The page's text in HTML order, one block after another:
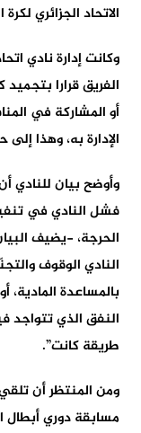
الاتحاد الجزائري
وكانت إدارة نادي
الفريق قرارا
أو المشاركة في
الإدارة به، وهذا
وأوضح بيان للنادي
فشل النادي في
الحرجة، -يضيف
النادي الوقوف
بالمساعدة
النفق الذي تتواجد
طريقة كانت”.
ومن المنتظر أن
مسابقة دوري أبطال